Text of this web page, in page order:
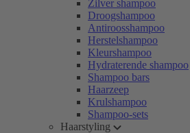
Zilver shampoo
Droogshampoo
Antiroosshampoo
Herstelshampoo
Kleurshampoo
Hydraterende shampoo
Shampoo bars
Haarzeep
Krulshampoo
Shampoo-sets
Haarstyling